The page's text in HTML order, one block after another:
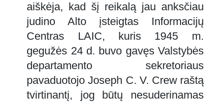
aiškėja, kad šį reikalą jau anksčiau
judino Alto įsteigtas Informacijų
Centras LAIC, kuris 1945 m.
gegužės 24 d. buvo gavęs Valstybės
departamento sekretoriaus
pavaduotojo Joseph C. V. Crew raštą
tvirtinantį, jog būtų nesuderinamas